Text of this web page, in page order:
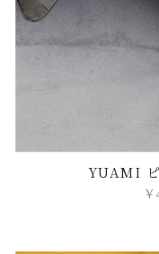
YUAMI ピ